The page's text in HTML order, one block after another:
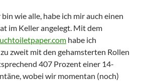
wie alle, habe ich mir auch einen
im Keller angelegt. Mit dem
habe ich
zweit mit den gehamsterten Rollen
407 Prozent einer 14-
wobei wir momentan (noch)